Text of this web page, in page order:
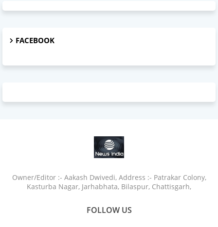
FACEBOOK
Owner/Editor :- Aakash Dwivedi, Address :- Patrakar Colony,
Kasturba Nagar, Jarhabhata, Bilaspur, Chattisgarh,
FOLLOW US